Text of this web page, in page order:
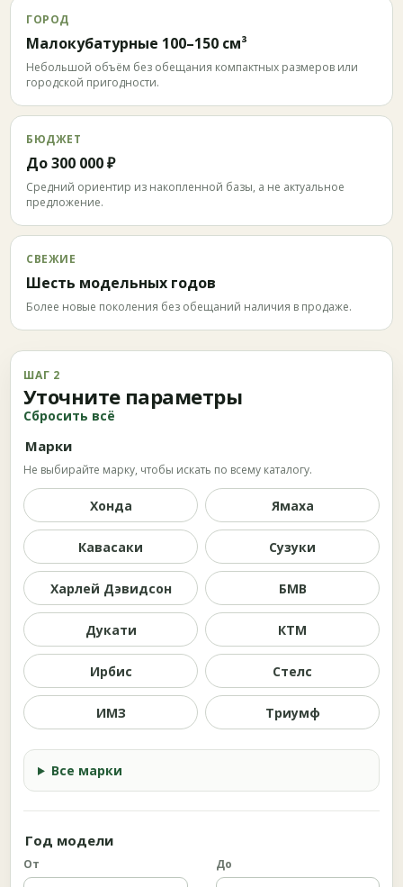
ГОРОД
Малокубатурные 100–150 см³
Небольшой объём без обещания компактных размеров или
городской пригодности.
БЮДЖЕТ
До 300 000 ₽
Средний ориентир из накопленной базы, а не актуальное
предложение.
СВЕЖИЕ
Шесть модельных годов
Более новые поколения без обещаний наличия в продаже.
ШАГ 2
Уточните параметры
Сбросить всё
Марки
Не выбирайте марку, чтобы искать по всему каталогу.
Хонда Ямаха
Кавасаки Сузуки
Харлей Дэвидсон БМВ
Дукати КТМ
Ирбис Стелс
ИМЗ Триумф
Все марки
Год модели
От До